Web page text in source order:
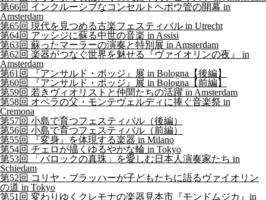
第66回 インクルーシブなコンセルトヘボウ管の開幕 in
Amsterdam
第65回 現代を見つめる古楽フェスティバル in Utrecht
第64回 アッシジに蘇る中世の音楽 in Assisi
第63回 蘇ったマーラーの演奏と特別展 in Amsterdam
第62回 楽器がつなぐ世界を魅せる『ヴァイオリンの夜』 in
Amsterdam
第61回 『アンサルド・ポッジ』展 in Bologna【後編】
第60回 『アンサルド・ポッジ』展 in Bologna【前編】
第59回 若きヴィオリストと仲間たちの活躍 in Amsterdam
第58回 オペラの父・モンテヴェルディに捧ぐ音楽祭 in
Cremona
第57回 小島で育つフェスティバル（後編）
第56回 小島で育つフェスティバル（前編）
第55回 『変身』を体現する楽器 in Milano
第54回 チェロが描くゆるやかな輪 in Tokyo
第53回 「バロックの真珠」を愛しむ日本人演奏家たち in
Schiedam
第52回 コリヤ・ブラッハーが子どもたちに語るヴァイオリン
の道 in Tokyo
第51回 変わりゆくクレモナの楽器見本市『モンドムジカ』in